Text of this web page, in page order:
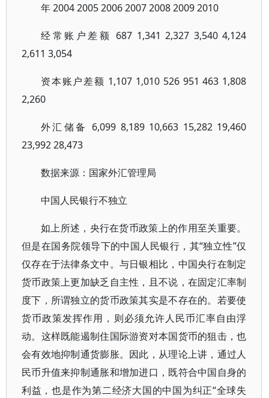
年 2004 2005 2006 2007 2008 2009 2010
经常账户差额 687 1,341 2,327 3,540 4,124
2,611 3,054
资本账户差额 1,107 1,010 526 951 463 1,808
2,260
外汇储备 6,099 8,189 10,663 15,282 19,460
23,992 28,473
数据来源：国家外汇管理局
中国人民银行不独立
如上所述，央行在货币政策上的作用至关重要。
但是在国务院领导下的中国人民银行，其“独立性”仅
仅存在于法律条文中。与日银相比，中国央行在制定
货币政策上更加缺乏自主性，且不说，在固定汇率制
度下，所谓独立的货币政策其实是不存在的。若要使
货币政策发挥作用，则必须允许人民币汇率自由浮
动。这样既能遏制住国际游资对本国货币的狙击，也
会有效地抑制通货膨胀。因此，从理论上讲，通过人
民币升值来抑制通胀和增加进口，既符合中国自身的
利益，也是作为第二经济大国的中国为纠正“全球失